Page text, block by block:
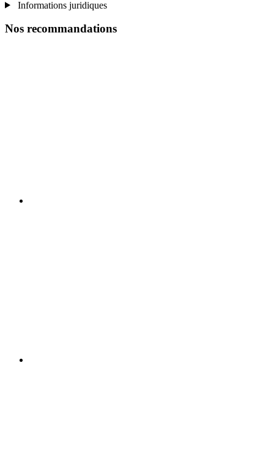
Informations juridiques
Nos recommandations